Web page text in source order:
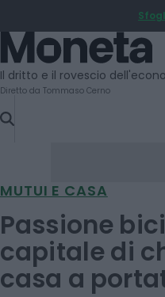
TO
CONTENT
Moneta
Il dritto e il rovescio
Diretto da Tommaso Cerno
MUTUI E CASA
Passione
capitale di
casa a